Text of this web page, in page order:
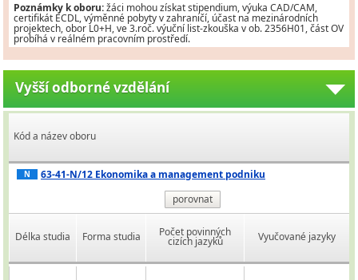
Poznámky k oboru:žáci mohou získat stipendium, výuka CAD/CAM,
certifikát ECDL, výměnné pobyty v zahraničí, účast na mezinárodních
projektech, obor L0+H, ve 3.roč. výuční list-zkouška v ob. 2356H01, část OV
probíhá v reálném pracovním prostředí.
Vyšší odborné vzdělání
Kód a název oboru
N
63-41-N/12 Ekonomika a management podniku
porovnat
Délka studia Forma studia Počet povinných
cizích jazyků Vyučované jazyky